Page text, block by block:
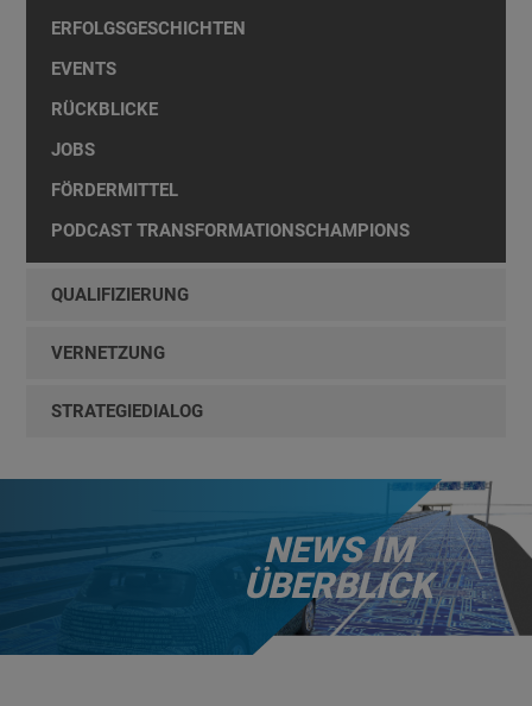
ERFOLGSGESCHICHTEN
EVENTS
RÜCKBLICKE
JOBS
FÖRDERMITTEL
PODCAST TRANSFORMATIONSCHAMPIONS
QUALIFIZIERUNG
VERNETZUNG
STRATEGIEDIALOG
NEWS IM
ÜBERBLICK